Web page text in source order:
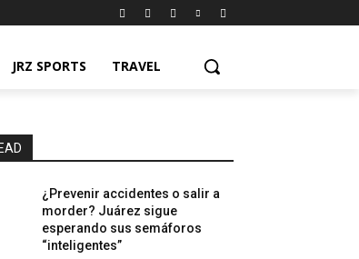
JRZ SPORTS TRAVEL
¿Prevenir accidentes o salir a
morder? Juárez sigue
esperando sus semáforos
“inteligentes”